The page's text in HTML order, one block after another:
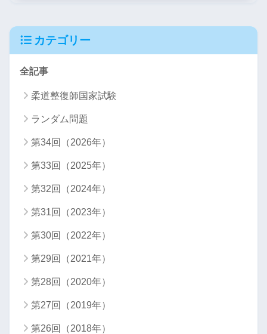
カテゴリー
全記事
柔道整復師国家試験
ランダム問題
第34回（2026年）
第33回（2025年）
第32回（2024年）
第31回（2023年）
第30回（2022年）
第29回（2021年）
第28回（2020年）
第27回（2019年）
第26回（2018年）